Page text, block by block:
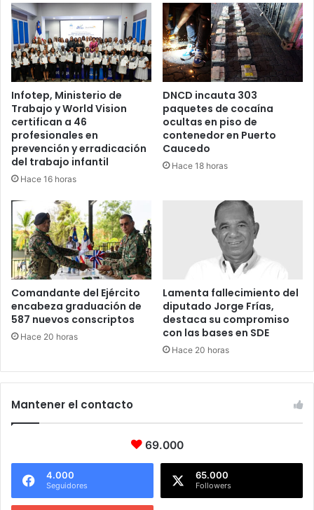
Infotep, Ministerio de
Trabajo y World Vision
certifican a 46
profesionales en
prevención y erradicación
del trabajo infantil
Hace 16 horas
DNCD incauta 303
paquetes de cocaína
ocultas en piso de
contenedor en Puerto
Caucedo
Hace 18 horas
Comandante del Ejército
encabeza graduación de
587 nuevos conscriptos
Hace 20 horas
Lamenta fallecimiento del
diputado Jorge Frías,
destaca su compromiso
con las bases en SDE
Hace 20 horas
Mantener el contacto
69.000
4.000
Seguidores
65.000
Followers